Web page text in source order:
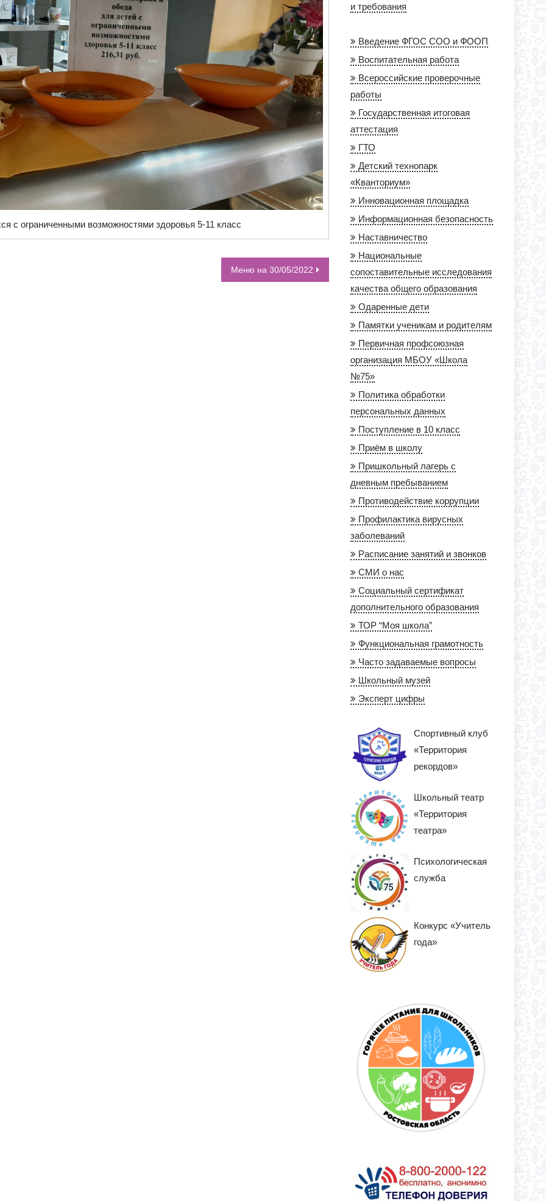
с ограниченными возможностями здоровья 5-11 класс
Меню на 30/05/2022
и требования
Введение ФГОС СОО и ФООП
Воспитательная работа
Всероссийские проверочные
работы
Государственная итоговая
аттестация
ГТО
Детский технопарк
«Кванториум»
Инновационная площадка
Информационная безопасность
Наставничество
Национальные
сопоставительные исследования
качества общего образования
Одаренные дети
Памятки ученикам и родителям
Первичная профсоюзная
организация МБОУ «Школа
№75»
Политика обработки
персональных данных
Поступление в 10 класс
Приём в школу
Пришкольный лагерь с
дневным пребыванием
Противодействие коррупции
Профилактика вирусных
заболеваний
Расписание занятий и звонков
СМИ о нас
Социальный сертификат
дополнительного образования
ТОР “Моя школа”
Функциональная грамотность
Часто задаваемые вопросы
Школьный музей
Эксперт цифры
Спортивный клуб
«Территория
рекордов»
Школьный театр
«Территория
театра»
Психологическая
служба
Конкурс «Учитель
года»